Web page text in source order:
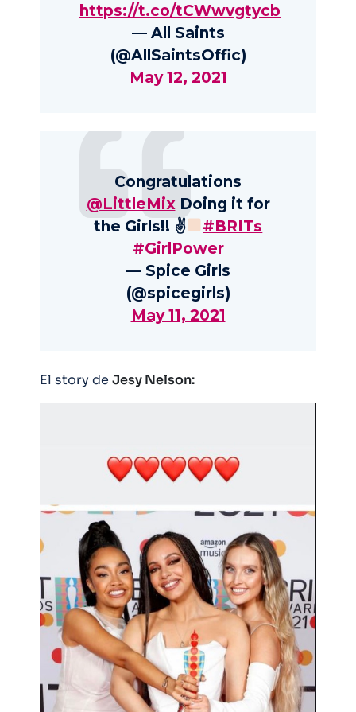
https://t.co/tCWwvgtycb
— All Saints
(@AllSaintsOffic)
May 12, 2021
Congratulations
@LittleMixDoing it for
the Girls!! ✌
#BRITs
#GirlPower
— Spice Girls
(@spicegirls)
May 11, 2021
El story de Jesy Nelson: